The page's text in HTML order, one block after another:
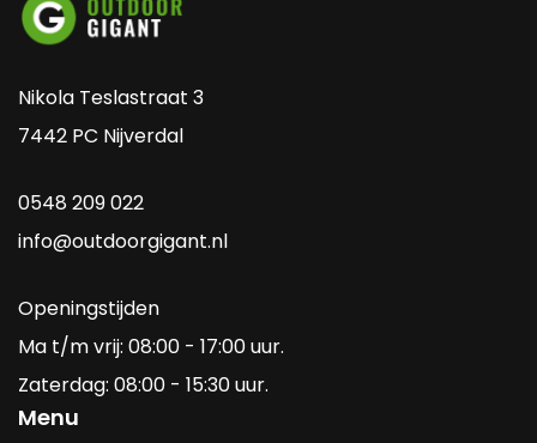
Nikola Teslastraat 3
7442 PC Nijverdal
0548 209 022
info@outdoorgigant.nl
Openingstijden
Ma t/m vrij: 08:00 - 17:00 uur.
Zaterdag: 08:00 - 15:30 uur.
Menu